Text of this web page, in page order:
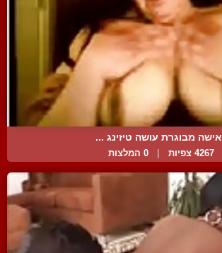
אישה מבוגרת עושה טיזינג ...
4267 צפיות 0 המלצות